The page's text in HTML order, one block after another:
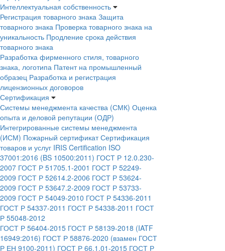
Интеллектуальная собственность
Регистрация товарного знака Защита
товарного знака Проверка товарного знака на
уникальность Продление срока действия
товарного знака
Разработка фирменного стиля, товарного
знака, логотипа Патент на промышленный
образец Разработка и регистрация
лицензионных договоров
Сертификация
Системы менеджмента качества (СМК) Оценка
опыта и деловой репутации (ОДР)
Интегрированные системы менеджмента
(ИСМ) Пожарный сертификат Сертификация
товаров и услуг IRIS Certification ISO
37001:2016 (BS 10500:2011) ГОСТ Р 12.0.230-
2007 ГОСТ Р 51705.1-2001 ГОСТ Р 52249-
2009 ГОСТ Р 52614.2-2006 ГОСТ Р 53624-
2009 ГОСТ Р 53647.2-2009 ГОСТ Р 53733-
2009 ГОСТ Р 54049-2010 ГОСТ Р 54336-2011
ГОСТ Р 54337-2011 ГОСТ Р 54338-2011 ГОСТ
Р 55048-2012
ГОСТ Р 56404-2015 ГОСТ Р 58139-2018 (IATF
16949:2016) ГОСТ Р 58876-2020 (взамен ГОСТ
Р ЕН 9100-2011) ГОСТ Р 66.1.01-2015 ГОСТ Р